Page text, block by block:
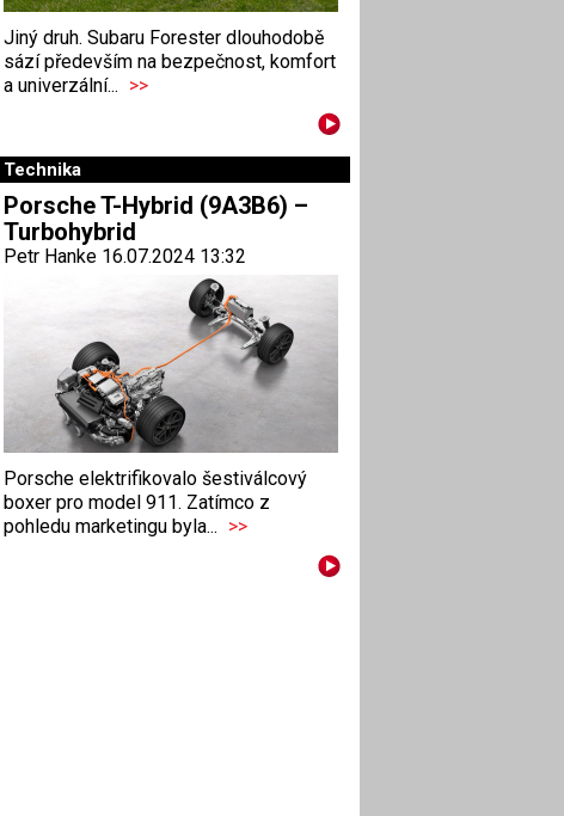
Jiný druh. Subaru Forester dlouhodobě
sází především na bezpečnost, komfort
a univerzální... >>
Technika
Porsche T-Hybrid (9A3B6) –
Turbohybrid
Petr Hanke 16.07.2024 13:32
Porsche elektrifikovalo šestiválcový
boxer pro model 911. Zatímco z
pohledu marketingu byla... >>